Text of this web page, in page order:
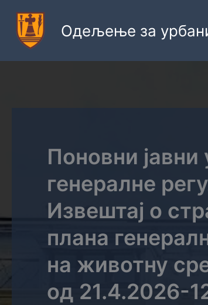
Пређи
садржај
Одељење за
Поновни
генералне
Извештај о
плана
на животну
од 21.4.2026-